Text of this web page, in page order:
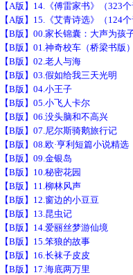
版】14.《傅雷家书》（323个
版】15.《艾青诗选》（124个
版】00.家长锦囊：大声为孩
版】01.神奇校车（桥梁书版）
版】02.老人与海
版】03.假如给我三天光明
版】04.小王子
版】05.小飞人卡尔
版】06.没头脑和不高兴
版】07.尼尔斯骑鹅旅行记
版】08.欧·亨利短篇小说精选
版】09.金银岛
版】10.秘密花园
版】11.柳林风声
版】12.窗边的小豆豆
版】13.昆虫记
版】14.爱丽丝梦游仙境
版】15.笨狼的故事
版】16.长袜子皮皮
版】17.海底两万里